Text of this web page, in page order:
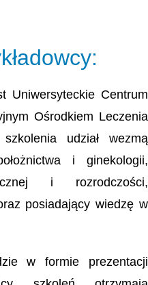
Uniwersyteckie Centrum
Ośrodkiem Leczenia
udział wezmą
i ginekologii,
i rozrodczości,
posiadający wiedzę w
w formie prezentacji